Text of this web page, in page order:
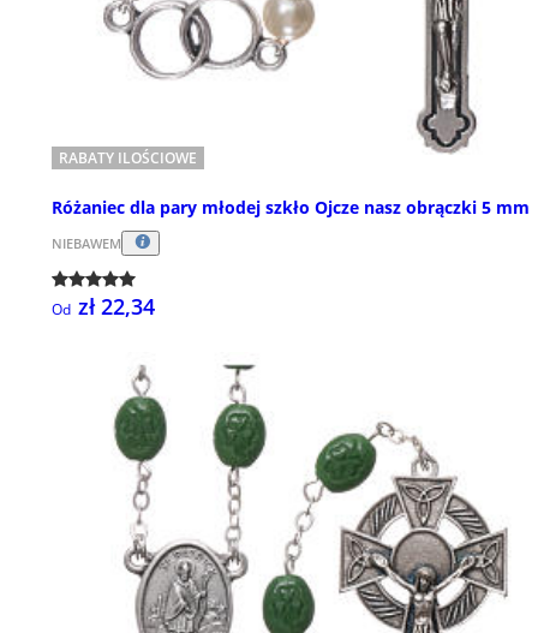
RABATY ILOŚCIOWE
Różaniec dla pary młodej szkło Ojcze nasz obrączki 5 mm
NIEBAWEM
Od zł 22,34